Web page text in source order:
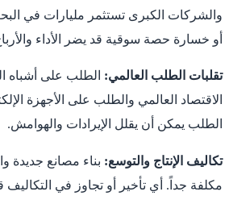
والشركات الكبرى تستثمر مليارات في
أو خسارة حصة سوقية قد يضر الأداء
تقلبات الطلب العالمي: الطلب على أشباه
الاقتصاد العالمي والطلب على الأجهزة
الطلب يمكن أن يقلل الإيرادات والهوامش.
تكاليف الإنتاج والتوسع: بناء مصانع جديدة
مكلفة جداً. أي تأخير أو تجاوز في التكاليف